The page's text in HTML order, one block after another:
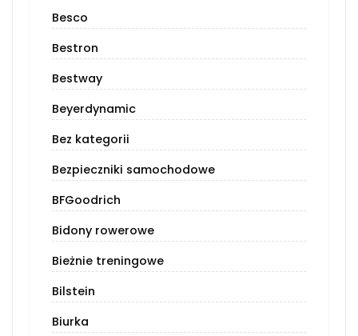
Besco
Bestron
Bestway
Beyerdynamic
Bez kategorii
Bezpieczniki samochodowe
BFGoodrich
Bidony rowerowe
Bieżnie treningowe
Bilstein
Biurka